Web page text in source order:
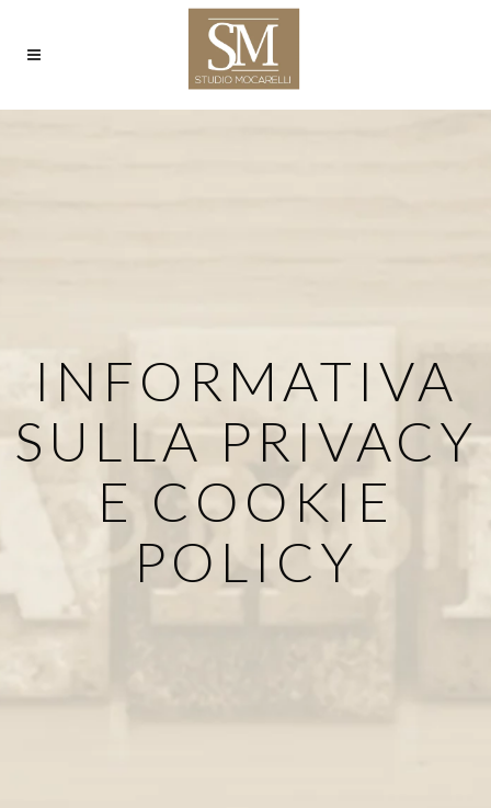
INFORMATIVA
SULLA PRIVACY
E COOKIE
POLICY